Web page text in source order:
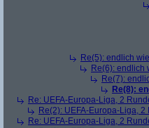
Re(5): endlich
Re(6): endlich
Re(7):
Re(8):
Re: UEFA-Europa-Liga, 2
Re(2): UEFA-Europa-Liga,
Re: UEFA-Europa-Liga, 2